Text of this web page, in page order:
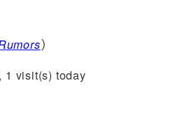
）
1 visit(s) today